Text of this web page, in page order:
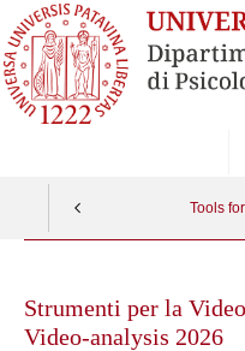
Tools
contenuto
Strumenti per la
Video-analysis 2026